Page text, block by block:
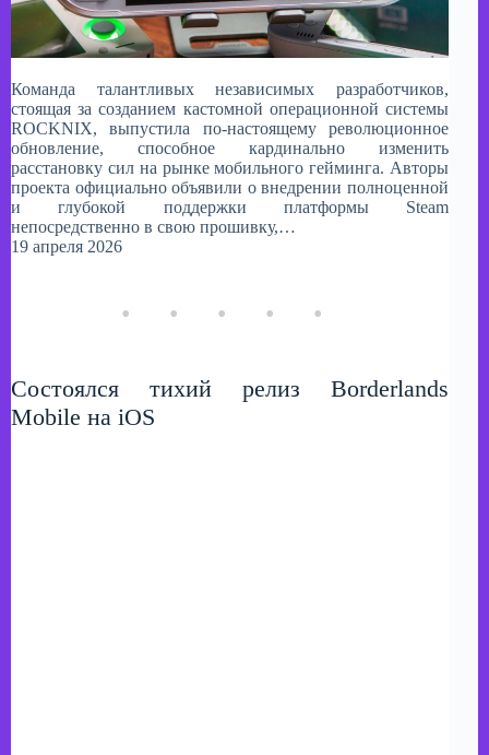
Команда талантливых независимых разработчиков,
стоящая за созданием кастомной операционной системы
ROCKNIX, выпустила по-настоящему революционное
обновление, способное кардинально изменить
расстановку сил на рынке мобильного гейминга. Авторы
проекта официально объявили о внедрении полноценной
и глубокой поддержки платформы Steam
непосредственно в свою прошивку,…
19 апреля 2026
Состоялся тихий релиз Borderlands
Mobile на iOS